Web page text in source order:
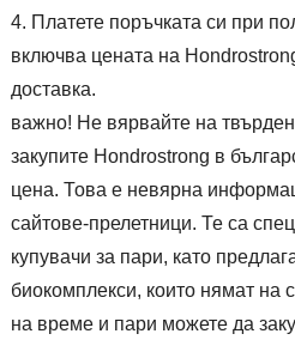
Платете поръчката си при
включва цената на
доставка.
важно! Не вярвайте на
закупите Hondrostrong в
цена. Това е невярна
сайтове-прелетници. Те са
купувачи за пари, като
биокомплекси, които нямат на
на време и пари можете да